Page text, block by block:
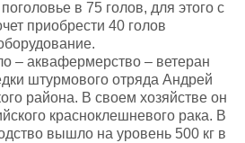
в 75 голов, для этого с
приобрести 40 голов
– аквафермерство – ветеран
штурмового отряда Андрей
района. В своем хозяйстве он
красноклешневого рака. В
вышло на уровень 500 кг в